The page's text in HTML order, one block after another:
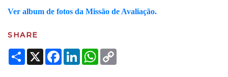
Ver album de fotos da Missão de Avaliação.
SHARE
Share
X Facebook
LinkedInWhatsApp